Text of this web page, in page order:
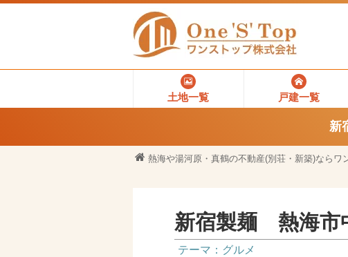
土地一覧 戸建一覧
新
熱海や湯河原・真鶴の不動産(別荘・新築)ならワ
新宿製麺 熱海市
テーマ：グルメ